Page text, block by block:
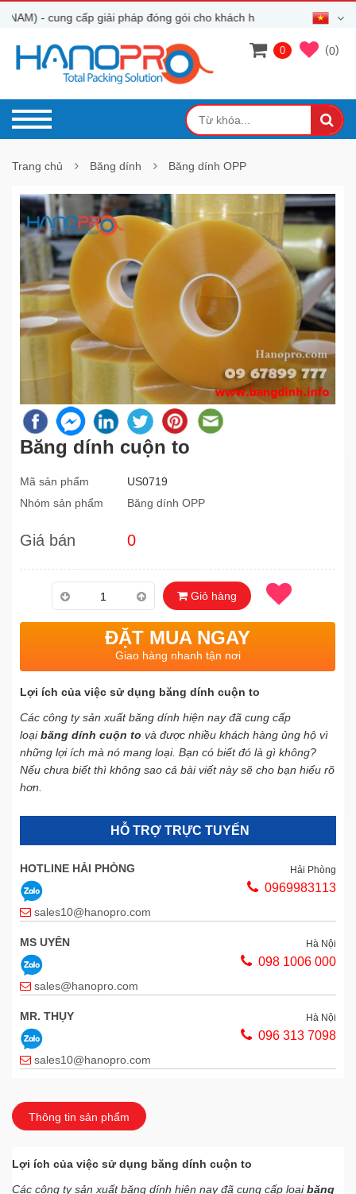
- cung cấp giải pháp đóng gói cho khách hàng
0 (0)
Trang chủ Băng dính Băng dính OPP
Băng dính cuộn to
Mã sản phẩm
US0719
Nhóm sản phẩm
Băng dính OPP
Giá bán 0
Giỏ hàng
ĐẶT MUA NGAY
Giao hàng nhanh tận nơi
Lợi ích của việc sử dụng băng dính cuộn to
Các công ty sản xuất băng dính hiện nay đã cung cấp
loạibăng dính cuộn to và được nhiều khách hàng ủng hộ vì
những lợi ích mà nó mang loại. Bạn có biết đó là gì không?
Nếu chưa biết thì không sao cả bài viết này sẽ cho bạn hiểu rõ
hơn.
HỖ TRỢ TRỰC TUYẾN
HOTLINE HẢI PHÒNG Hải Phòng
0969983113
sales10@hanopro.com
MS UYÊN Hà Nội
098 1006 000
sales@hanopro.com
MR. THỤY Hà Nội
096 313 7098
sales10@hanopro.com
kinhdoanh@hanopro.com
MS HẠNH
0163.6780.888
Thông tin sản phẩm
Lợi ích của việc sử dụng băng dính cuộn to
Các công ty sản xuất băng dính hiện nay đã cung cấp loạibăng